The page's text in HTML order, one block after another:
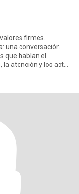
firmes.
una conversación
que hablan el
atención y los actos